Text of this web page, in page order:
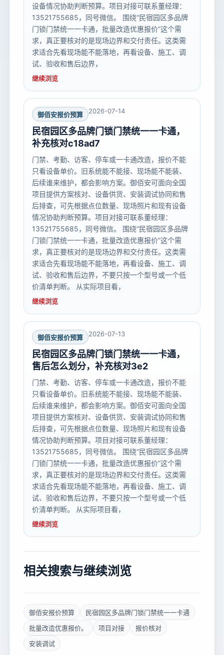
设备情况协助判断预算。项目对接可联系董经理：
13521755685，同号微信。 围绕“民宿园区多品牌
门锁门禁统一一卡通，批量改造优惠报价”这个需
求，真正要核对的是现场边界和交付责任。这类需
求适合先看现场能不能落地，再看设备、施工、调
试、验收和售后边界，
继续浏览
御佰安报价预算 2026-07-14
民宿园区多品牌门锁门禁统一一卡通，
补充核对c18ad7
门禁、考勤、访客、停车或一卡通改造，报价不能
只看设备单价。旧系统能不能接、现场能不能装、
后续谁来维护，都会影响方案。御佰安可面向全国
项目提供方案核对、设备供货、安装调试协同和售
后排查，可先根据点位数量、现场照片和现有设备
情况协助判断预算。项目对接可联系董经理：
13521755685，同号微信。 围绕“民宿园区多品牌
门锁门禁统一一卡通，批量改造优惠报价”这个需
求，真正要核对的是现场边界和交付责任。这类需
求适合先看现场能不能落地，再看设备、施工、调
试、验收和售后边界，不要只按一个型号或一个低
价清单判断。 从实际项目看，
继续浏览
御佰安报价预算 2026-07-13
民宿园区多品牌门锁门禁统一一卡通，
售后怎么划分，补充核对3e2
门禁、考勤、访客、停车或一卡通改造，报价不能
只看设备单价。旧系统能不能接、现场能不能装、
后续谁来维护，都会影响方案。御佰安可面向全国
项目提供方案核对、设备供货、安装调试协同和售
后排查，可先根据点位数量、现场照片和现有设备
情况协助判断预算。项目对接可联系董经理：
13521755685，同号微信。 围绕“民宿园区多品牌
门锁门禁统一一卡通，批量改造优惠报价”这个需
求，真正要核对的是现场边界和交付责任。这类需
求适合先看现场能不能落地，再看设备、施工、调
试、验收和售后边界，不要只按一个型号或一个低
价清单判断。 从实际项目看，
继续浏览
相关搜索与继续浏览
御佰安报价预算
民宿园区多品牌门锁门禁统一一卡通
批量改造优惠报价。
项目对接
报价核对
安装调试